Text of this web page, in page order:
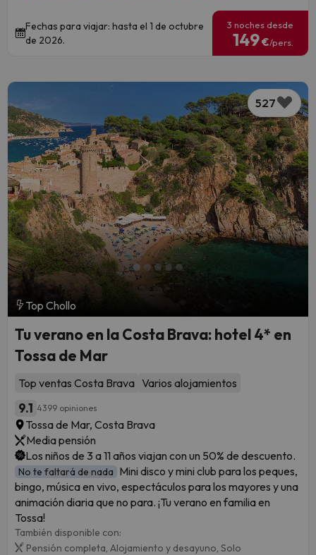
Fechas para viajar: hasta el 1 de octubre
de 2026.
3 noches desde
149€/pers.
527
Top Chollo
Tu verano en la Costa Brava: hotel 4* en
Tossa de Mar
Top ventas Costa Brava Varios alojamientos
9.1 4399 opiniones
Tossa de Mar, Costa Brava
Media pensión
Los niños de 3 a 11 años viajan con un 50% de descuento.
No te faltará de nada Mini disco y mini club para los peques,
bingo, música en vivo, espectáculos para los mayores y una
animación diaria que no para. ¡Tu verano en familia en
Tossa!
También disponible con:
Pensión completa, Alojamiento y desayuno, Solo